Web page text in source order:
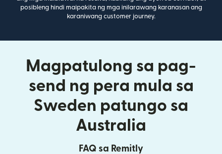
posibleng hindi maipakita ng mga inilarawang karanasan ang
karaniwang customer journey.
Magpatulong sa pag-
send ng pera mula sa
Sweden patungo sa
Australia
FAQ sa Remitly